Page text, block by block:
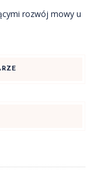
rozwój mowy u